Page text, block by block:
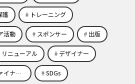
護 トレーニング
活動 スポンサー 出版
リニューアル デザイナー
ンス SDGs